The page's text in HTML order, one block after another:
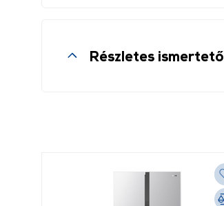
Részletes ismertető